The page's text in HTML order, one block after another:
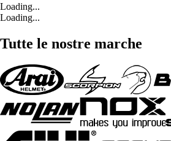
Loading...
Loading...
Tutte le nostre marche